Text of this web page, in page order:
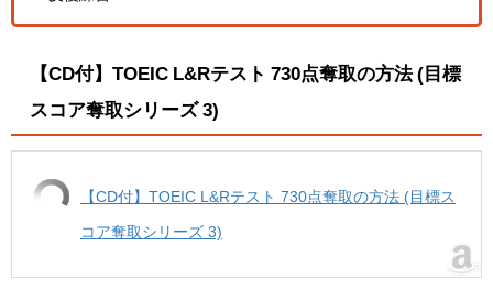
【CD付】TOEIC L&Rテスト 730点奪取の方法 (目標
スコア奪取シリーズ 3)
【CD付】TOEIC L&Rテスト 730点奪取の方法 (目標ス
コア奪取シリーズ 3)